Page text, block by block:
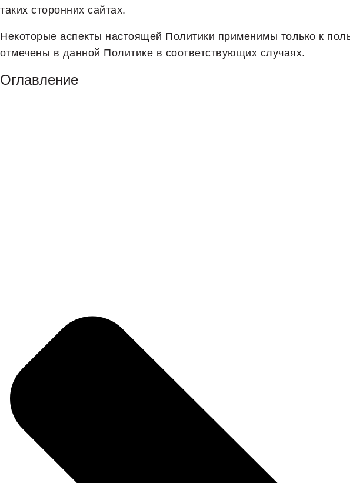
таких сторонних сайтах.
Некоторые аспекты настоящей Политики применимы только к
отмечены в данной Политике в соответствующих случаях.
Оглавление